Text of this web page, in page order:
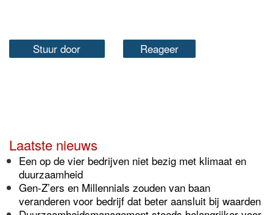
Stuur door Reageer
Laatste nieuws
Een op de vier bedrijven niet bezig met klimaat en
duurzaamheid
Gen-Z’ers en Millennials zouden van baan
veranderen voor bedrijf dat beter aansluit bij waarden